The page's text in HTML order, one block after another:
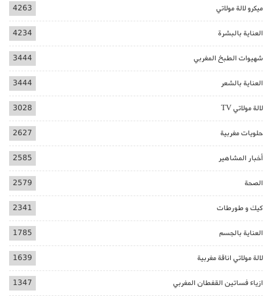
ميكرو لالة مولاتي 4263
العناية بالبشرة 4234
شهيوات الطبخ المغربي 3444
العناية بالشعر 3444
لالة مولاتي TV 3028
حلويات مغربية 2627
أخبار المشاهير 2585
الصحة 2579
كيك و طورطات 2341
العناية بالجسم 1785
لالة مولاتي اناقة مغربية 1639
ازياء فساتين القفطان المغربي 1347